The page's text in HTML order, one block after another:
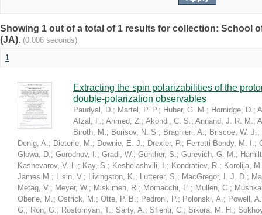
Showing 1 out of a total of 1 results for collection: School
(JA). (0.006 seconds)
1
Extracting the spin polarizabilities of the
double-polarization observables
Paudyal, D.; Martel, P. P.; Huber, G. M.; Hornidge, D.;
Afzal, F.; Ahmed, Z.; Akondi, C. S.; Annand, J. R. M.;
Biroth, M.; Borisov, N. S.; Braghieri, A.; Briscoe, W. J.;
Denig, A.; Dieterle, M.; Downie, E. J.; Drexler, P.; Ferretti-Bondy, M. I.;
Glowa, D.; Gorodnov, I.; Gradl, W.; Günther, S.; Gurevich, G. M.;
Kashevarov, V. L.; Kay, S.; Keshelashvili, I.; Kondratiev, R.; Korolija, M.
James M.; Lisin, V.; Livingston, K.; Lutterer, S.; MacGregor, I. J. D.;
Metag, V.; Meyer, W.; Miskimen, R.; Mornacchi, E.; Mullen, C.;
Oberle, M.; Ostrick, M.; Otte, P. B.; Pedroni, P.; Polonski, A.; Powell, A.
G.; Ron, G.; Rostomyan, T.; Sarty, A.; Sfienti, C.; Sikora, M. H.;